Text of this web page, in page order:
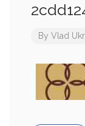
By Vlad Ukr